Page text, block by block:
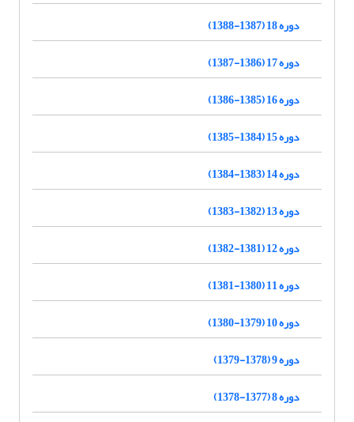
دوره 18 (1387-1388)
دوره 17 (1386-1387)
دوره 16 (1385-1386)
دوره 15 (1384-1385)
دوره 14 (1383-1384)
دوره 13 (1382-1383)
دوره 12 (1381-1382)
دوره 11 (1380-1381)
دوره 10 (1379-1380)
دوره 9 (1378-1379)
دوره 8 (1377-1378)